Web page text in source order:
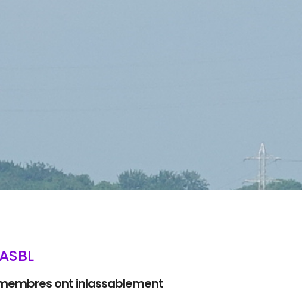
ont inlassablement